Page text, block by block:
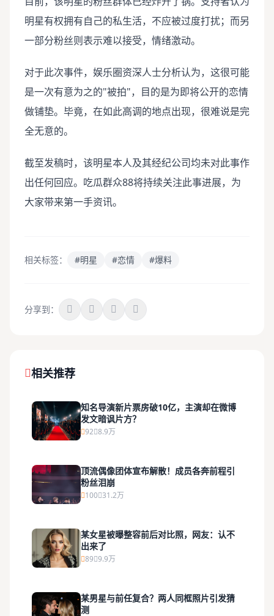
明星有权拥有自己的私生活，不应被过度打扰；而另
一部分粉丝则表示难以接受，情绪激动。
对于此次事件，娱乐圈资深人士分析认为，这很可能
是一次有意为之的"被拍"，目的是为即将公开的恋情
做铺垫。毕竟，在如此高调的地点出现，很难说是完
全无意的。
截至发稿时，该明星本人及其经纪公司均未对此事作
出任何回应。吃瓜群众88将持续关注此事进展，为
大家带来第一手资讯。
相关标签： #明星 #恋情 #爆料
分享到：
相关推荐
知名导演新片票房破10亿，主演却在微博
发文暗讽片方？
92 8.9万
顶流偶像团体宣布解散！成员各奔前程引
粉丝泪崩
100 31.2万
某女星被曝整容前后对比照，网友：认不
出来了
89 9.9万
某男星与前任复合？两人同框照片引发猜
测